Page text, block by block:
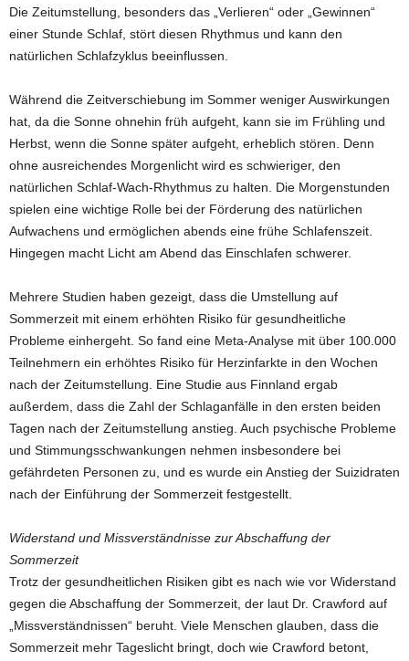
Die Zeitumstellung, besonders das „Verlieren“ oder „Gewinnen“
einer Stunde Schlaf, stört diesen Rhythmus und kann den
natürlichen Schlafzyklus beeinflussen.
Während die Zeitverschiebung im Sommer weniger Auswirkungen
hat, da die Sonne ohnehin früh aufgeht, kann sie im Frühling und
Herbst, wenn die Sonne später aufgeht, erheblich stören. Denn
ohne ausreichendes Morgenlicht wird es schwieriger, den
natürlichen Schlaf-Wach-Rhythmus zu halten. Die Morgenstunden
spielen eine wichtige Rolle bei der Förderung des natürlichen
Aufwachens und ermöglichen abends eine frühe Schlafenszeit.
Hingegen macht Licht am Abend das Einschlafen schwerer.
Mehrere Studien haben gezeigt, dass die Umstellung auf
Sommerzeit mit einem erhöhten Risiko für gesundheitliche
Probleme einhergeht. So fand eine Meta-Analyse mit über 100.000
Teilnehmern ein erhöhtes Risiko für Herzinfarkte in den Wochen
nach der Zeitumstellung. Eine Studie aus Finnland ergab
außerdem, dass die Zahl der Schlaganfälle in den ersten beiden
Tagen nach der Zeitumstellung anstieg. Auch psychische Probleme
und Stimmungsschwankungen nehmen insbesondere bei
gefährdeten Personen zu, und es wurde ein Anstieg der Suizidraten
nach der Einführung der Sommerzeit festgestellt.
Widerstand und Missverständnisse zur Abschaffung der
Sommerzeit
Trotz der gesundheitlichen Risiken gibt es nach wie vor Widerstand
gegen die Abschaffung der Sommerzeit, der laut Dr. Crawford auf
„Missverständnissen“ beruht. Viele Menschen glauben, dass die
Sommerzeit mehr Tageslicht bringt, doch wie Crawford betont,